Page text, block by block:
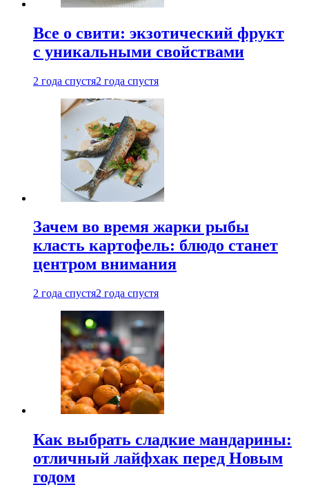
Все о свити: экзотический фрукт
с уникальными свойствами
2 года спустя2 года спустя
Зачем во время жарки рыбы
класть картофель: блюдо станет
центром внимания
2 года спустя2 года спустя
Как выбрать сладкие мандарины:
отличный лайфхак перед Новым
годом